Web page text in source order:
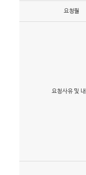
요청월
요청사유 및